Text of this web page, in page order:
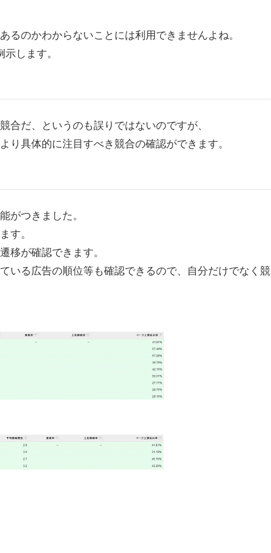
のかわからないことには利用できませんよね。
します。
だ、というのも誤りではないのですが、
具体的に注目すべき競合の確認ができます。
がつきました。
す。
移が確認できます。
いる広告の順位等も確認できるので、自分だけでなく競